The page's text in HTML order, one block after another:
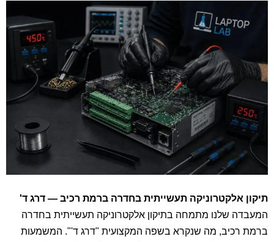
תיקון אלקטרוניקה תעשייתית בחדרה ברמת רכיב — דרג ד'
המעבדה שלנו מתמחה בתיקון אלקטרוניקה תעשייתית בחדרה
ברמת רכיב, מה שנקרא בשפה המקצועית "דרג ד'". המשמעות